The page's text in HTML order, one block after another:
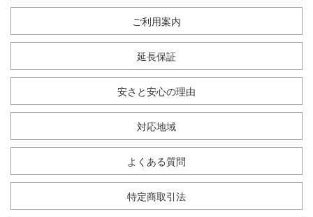
ご利用案内
延長保証
安さと安心の理由
対応地域
よくある質問
特定商取引法